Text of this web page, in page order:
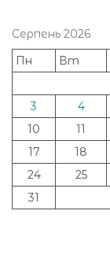
Серпень 2026
Пн
Вт
3
4
10
11
17
18
24
25
31